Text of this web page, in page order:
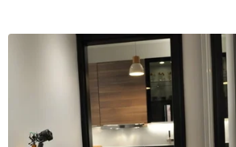
reliés à une télécommande, le plan de travail est en
céramique de la marque DEKTON donc qui ne se raye
pas et ne craint pas le chaud, nous avons également
mis une table de salle à manger extensible en
céramique en noir avec des effets qui rappelle les
façade de la cuisine ainsi que 6 chaises pivotantes en
velours gris. Chaque détails est pensé, chaque
emplacement de meuble est pensé, tout est pensé
pour la cuisine soit le plus fonctionnelle possible.